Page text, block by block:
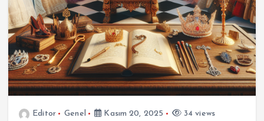
Editor Genel Kasım 20, 2025 34 views